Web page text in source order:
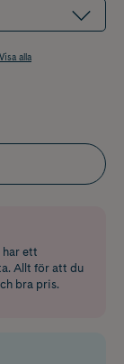
Visa alla
har ett
Allt för att du
bra pris.